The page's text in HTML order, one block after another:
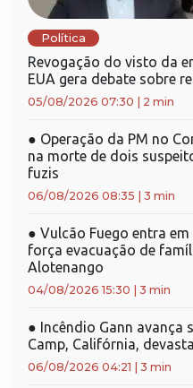
Política
Revogação do visto da
EUA gera debate sobre
05/08/2026 07:30 2 min
● Operação da PM no
na morte de dois
fuzis
06/08/2026 08:35 3 min
● Vulcão Fuego entra
força evacuação de
Alotenango
04/08/2026 15:30 3 min
● Incêndio Gann avança
Camp, Califórnia,
06/08/2026 04:21 3 min